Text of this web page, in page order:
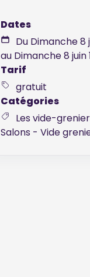
Dates
Du Dimanche 8
au Dimanche 8 juin
Tarif
gratuit
Catégories
Les vide-
Salons - Vide